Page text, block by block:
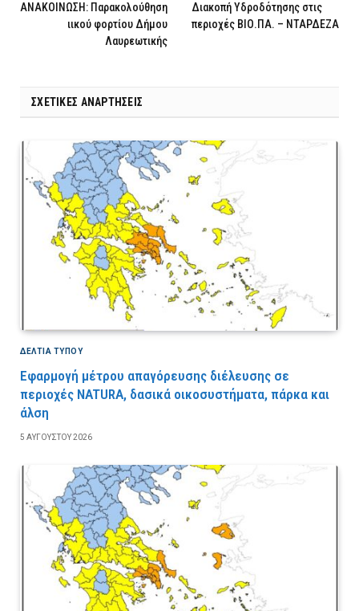
ΑΝΑΚΟΙΝΩΣΗ: Παρακολούθηση
ιικού φορτίου Δήμου
Λαυρεωτικής
Διακοπή Υδροδότησης στις
περιοχές ΒΙΟ.ΠΑ. – ΝΤΑΡΔΕΖΑ
ΣΧΕΤΙΚΈΣ ΑΝΑΡΤΉΣΕΙΣ
ΔΕΛΤΙΑ ΤΥΠΟΥ
Εφαρμογή μέτρου απαγόρευσης διέλευσης σε
περιοχές NATURA, δασικά οικοσυστήματα, πάρκα και
άλση
5 ΑΥΓΟΎΣΤΟΥ 2026